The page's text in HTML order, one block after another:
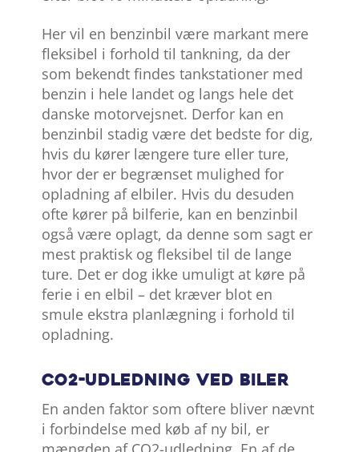
Her vil en benzinbil være markant mere
fleksibel i forhold til tankning, da der
som bekendt findes tankstationer med
benzin i hele landet og langs hele det
danske motorvejsnet. Derfor kan en
benzinbil stadig være det bedste for dig,
hvis du kører længere ture eller ture,
hvor der er begrænset mulighed for
opladning af elbiler. Hvis du desuden
ofte kører på bilferie, kan en benzinbil
også være oplagt, da denne som sagt er
mest praktisk og fleksibel til de lange
ture. Det er dog ikke umuligt at køre på
ferie i en elbil – det kræver blot en
smule ekstra planlægning i forhold til
opladning.
CO2-udledning ved biler
En anden faktor som oftere bliver nævnt
i forbindelse med køb af ny bil, er